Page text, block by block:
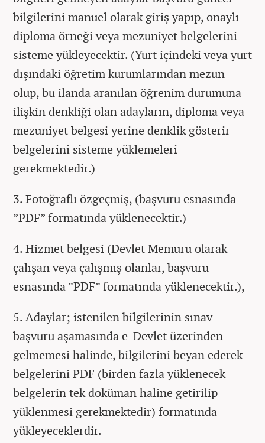
bilgilerini manuel olarak giriş yapıp, onaylı
diploma örneği veya mezuniyet belgelerini
sisteme yükleyecektir. (Yurt içindeki veya yurt
dışındaki öğretim kurumlarından mezun
olup, bu ilanda aranılan öğrenim durumuna
ilişkin denkliği olan adayların, diploma veya
mezuniyet belgesi yerine denklik gösterir
belgelerini sisteme yüklemeleri
gerekmektedir.)
3. Fotoğraflı özgeçmiş, (başvuru esnasında
”PDF” formatında yüklenecektir.)
4. Hizmet belgesi (Devlet Memuru olarak
çalışan veya çalışmış olanlar, başvuru
esnasında ”PDF” formatında yüklenecektir.),
5. Adaylar; istenilen bilgilerinin sınav
başvuru aşamasında e-Devlet üzerinden
gelmemesi halinde, bilgilerini beyan ederek
belgelerini PDF (birden fazla yüklenecek
belgelerin tek doküman haline getirilip
yüklenmesi gerekmektedir) formatında
yükleyeceklerdir.